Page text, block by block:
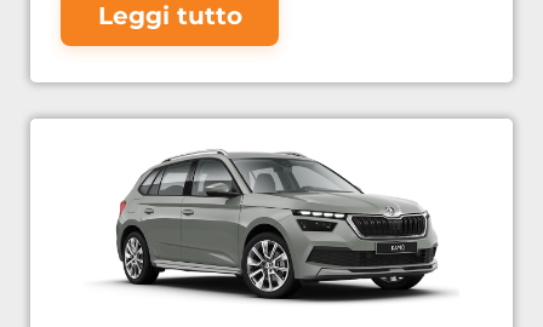
Leggi tutto